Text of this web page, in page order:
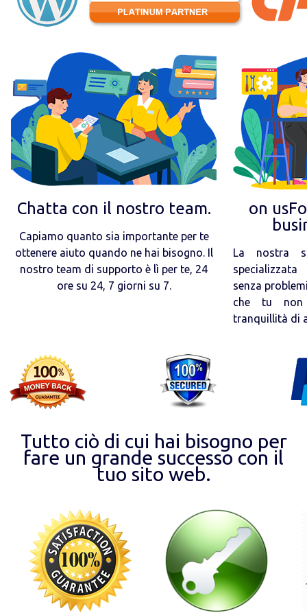
Chatta con il nostro team.
Capiamo quanto sia importante per te
ottenere aiuto quando ne hai bisogno. Il
nostro team di supporto è lì per te, 24
ore su 24, 7 giorni su 7.
on
La nostra
senza
che tu
tranquillità di
Tutto ciò di cui hai bisogno per
fare un grande successo con il
tuo sito web.